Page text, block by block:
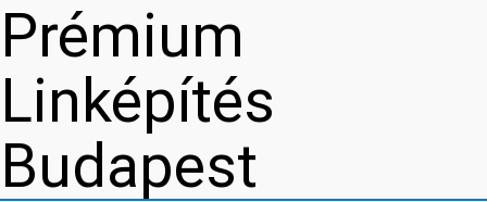
Prémium
Linképítés
Budapest